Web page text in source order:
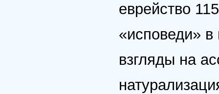
еврейство
«исповеди» в
взгляды на